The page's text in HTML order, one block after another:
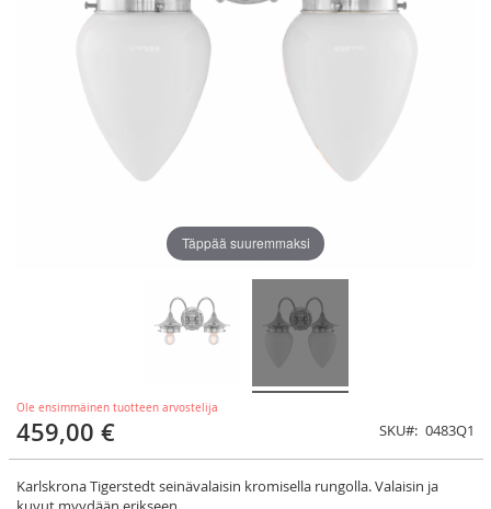
Ole ensimmäinen tuotteen arvostelija
459,00 € SKU 0483Q1
Karlskrona Tigerstedt seinävalaisin kromisella rungolla. Valaisin ja
Täppää suuremmaksi